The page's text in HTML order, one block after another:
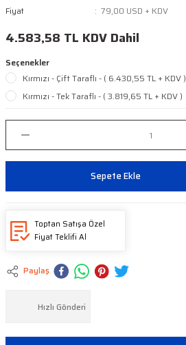
Fiyat
79,00 USD + KDV
4.583,58 TL KDV Dahil
Seçenekler
Kırmızı - Çift Taraflı - ( 6.430,55 TL + KDV )
Kırmızı - Tek Taraflı - ( 3.819,65 TL + KDV )
Sepete Ekle
Toptan Satışa Özel
Fiyat Teklifi Al
Paylaş
Hızlı Gönderi